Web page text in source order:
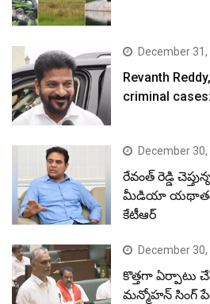
December
Revanth
criminal
December
రేవంత్ రెడ్డి
మీడియా యథాతథంగా
కేటీఆర్
December
కొత్తగా ఏర్పాటు
మన్మోహన్ సింగ్